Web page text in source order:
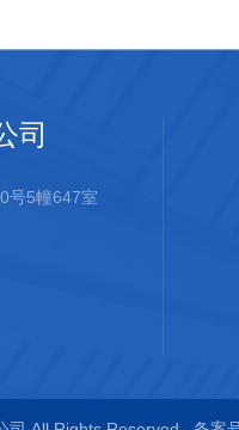
司
号5幢647室